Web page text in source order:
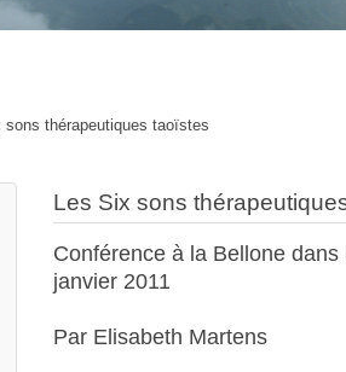
sons thérapeutiques taoïstes
Les Six sons
Conférence à la Bellone
janvier 2011
Par Elisabeth Martens